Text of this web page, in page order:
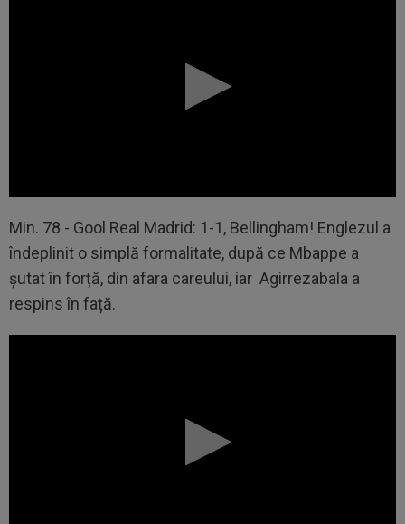
Min. 78 - Gool Real Madrid: 1-1, Bellingham! Englezul a
îndeplinit o simplă formalitate, după ce Mbappe a
șutat în forță, din afara careului, iar Agirrezabala a
respins în față.